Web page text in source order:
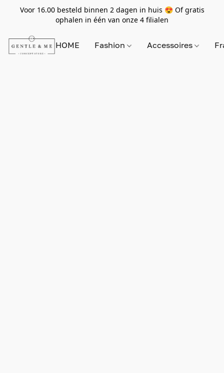
Voor 16.00 besteld binnen 2 dagen in huis 😍 Of gratis
ophalen in één van onze 4 filialen
HOME Fashion Accessoires